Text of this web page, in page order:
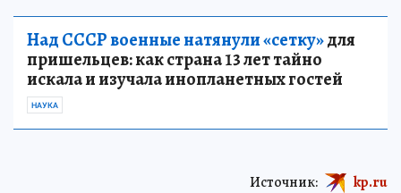
Над СССР военные натянули «сетку»для
пришельцев: как страна 13 лет тайно
искала и изучала инопланетных гостей
НАУКА
Источник: kp.ru